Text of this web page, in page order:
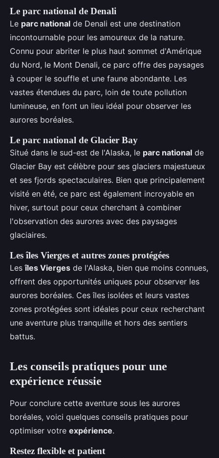
Le parc national de Denali
Le parc national de Denali est une destination
incontournable pour les amoureux de la nature.
Connu pour abriter le plus haut sommet d'Amérique
du Nord, le Mont Denali, ce parc offre des paysages
à couper le souffle et une faune abondante. Les
vastes étendues du parc, loin de toute pollution
lumineuse, en font un lieu idéal pour observer les
aurores boréales.
Le parc national de Glacier Bay
Situé dans le sud-est de l'Alaska, le parc national de
Glacier Bay est célèbre pour ses glaciers majestueux
et ses fjords spectaculaires. Bien que principalement
visité en été, ce parc est également incroyable en
hiver, surtout pour ceux cherchant à combiner
l'observation des aurores avec des paysages
glaciaires.
Les îles Vierges et autres zones protégées
Lesîles Vierges de l'Alaska, bien que moins connues,
offrent des opportunités uniques pour observer les
aurores boréales. Ces îles isolées et leurs vastes
zones protégées sont idéales pour ceux recherchant
une aventure plus tranquille et hors des sentiers
battus.
Les conseils pratiques pour une
expérience réussie
Pour conclure cette aventure sous les aurores
boréales, voici quelques conseils pratiques pour
optimiser votre expérience.
Restez flexible et patient